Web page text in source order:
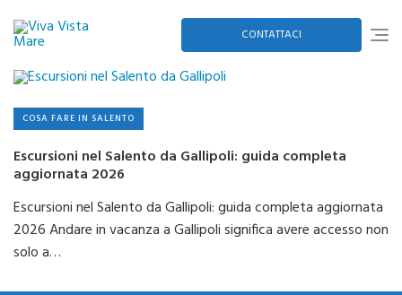
content CONTATTACI
COSA FARE IN SALENTO
Escursioni nel Salento da Gallipoli: guida completa
aggiornata 2026
Escursioni nel Salento da Gallipoli: guida completa aggiornata
2026 Andare in vacanza a Gallipoli significa avere accesso non
solo a…